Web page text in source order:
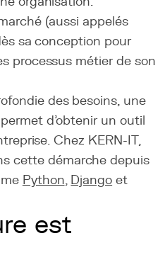
(aussi appelés
sa conception pour
processus métier de son
des besoins, une
d'obtenir un outil
Chez KERN-IT,
cette démarche depuis
Python, Django et
est